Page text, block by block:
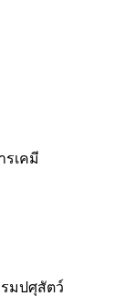
รเคมี
มปศุสัตว์